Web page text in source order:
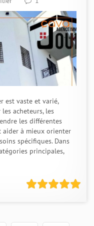
est vaste et varié,
acheteurs, les
les différentes
aider à mieux orienter
spécifiques. Dans
principales,